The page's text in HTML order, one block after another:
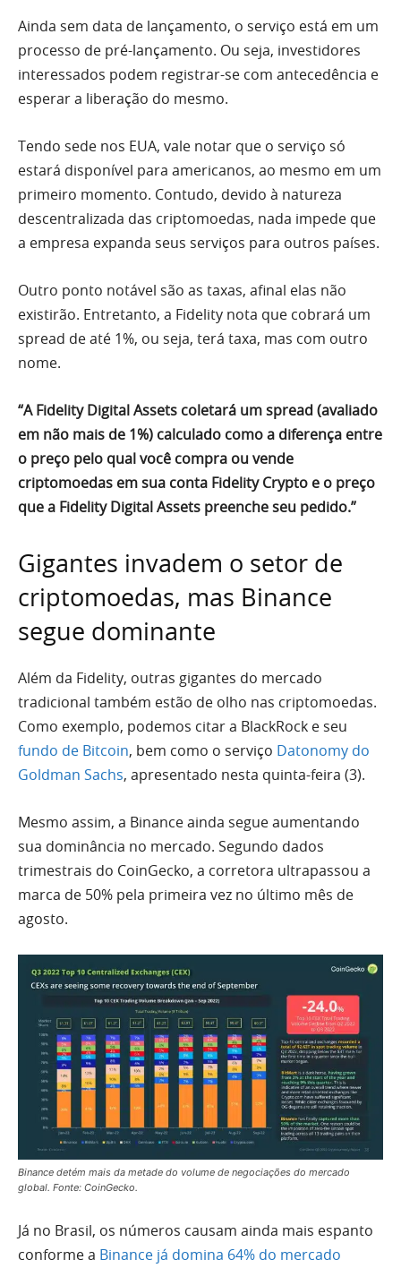
Ainda sem data de lançamento, o serviço está em um
processo de pré-lançamento. Ou seja, investidores
interessados podem registrar-se com antecedência e
esperar a liberação do mesmo.
Tendo sede nos EUA, vale notar que o serviço só
estará disponível para americanos, ao mesmo em um
primeiro momento. Contudo, devido à natureza
descentralizada das criptomoedas, nada impede que
a empresa expanda seus serviços para outros países.
Outro ponto notável são as taxas, afinal elas não
existirão. Entretanto, a Fidelity nota que cobrará um
spread de até 1%, ou seja, terá taxa, mas com outro
nome.
“A Fidelity Digital Assets coletará um spread (avaliado
em não mais de 1%) calculado como a diferença entre
o preço pelo qual você compra ou vende
criptomoedas em sua conta Fidelity Crypto e o preço
que a Fidelity Digital Assets preenche seu pedido.”
Gigantes invadem o setor de
criptomoedas, mas Binance
segue dominante
Além da Fidelity, outras gigantes do mercado
tradicional também estão de olho nas criptomoedas.
Como exemplo, podemos citar a BlackRock e seu
fundo de Bitcoin, bem como o serviço Datonomy do
Goldman Sachs, apresentado nesta quinta-feira (3).
Mesmo assim, a Binance ainda segue aumentando
sua dominância no mercado. Segundo dados
trimestrais do CoinGecko, a corretora ultrapassou a
marca de 50% pela primeira vez no último mês de
agosto.
Binance detém mais da metade do volume de negociações do mercado
global. Fonte: CoinGecko.
Já no Brasil, os números causam ainda mais espanto
conforme a Binance já domina 64% do mercado